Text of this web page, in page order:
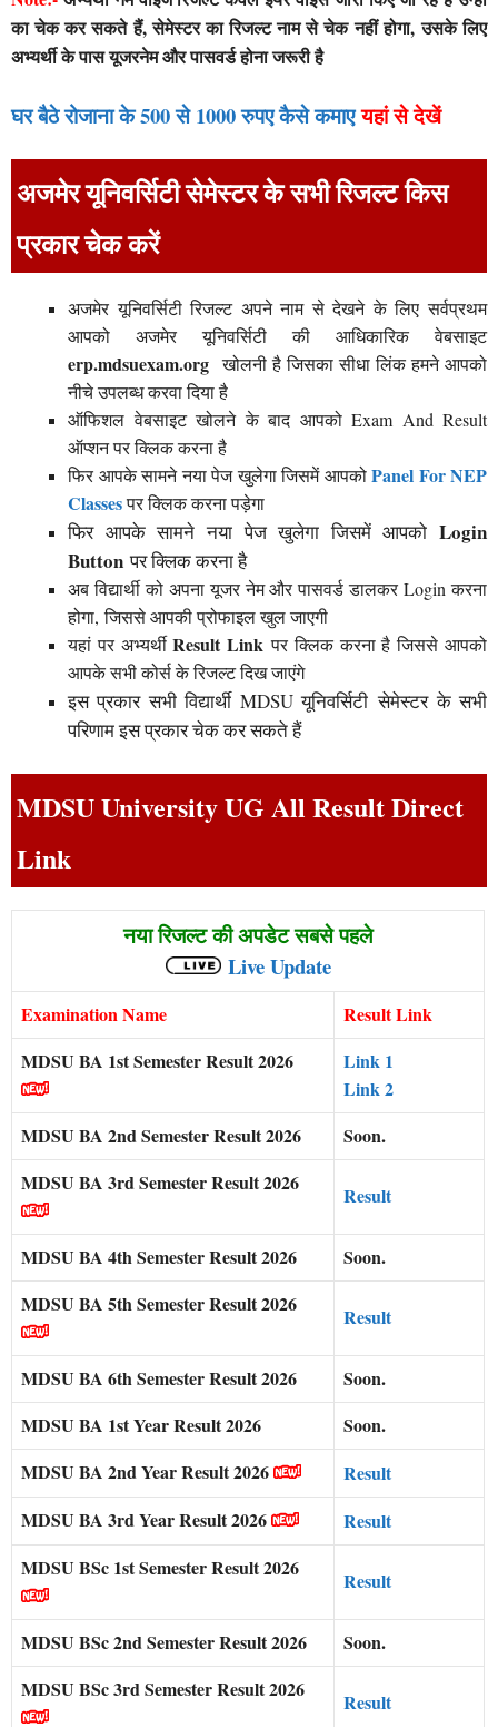
का चेक कर सकते हैं, सेमेस्टर का रिजल्ट नाम से चेक नहीं होगा, उसके लिए
अभ्यर्थी के पास यूजरनेम और पासवर्ड होना जरूरी है
घर बैठे रोजाना के 500 से 1000 रुपए कैसे कमाएयहां से देखें
अजमेर यूनिवर्सिटी सेमेस्टर के सभी रिजल्ट किस
प्रकार चेक करें
अजमेर यूनिवर्सिटी रिजल्ट अपने नाम से देखने के लिए सर्वप्रथम
आपको अजमेर यूनिवर्सिटी की आधिकारिक वेबसाइट
erp.mdsuexam.org खोलनी है जिसका सीधा लिंक हमने आपको
नीचे उपलब्ध करवा दिया है
ऑफिशल वेबसाइट खोलने के बाद आपको Exam And Result
ऑप्शन पर क्लिक करना है
फिर आपके सामने नया पेज खुलेगा जिसमें आपकोPanel For NEP
Classesपर क्लिक करना पड़ेगा
फिर आपके सामने नया पेज खुलेगा जिसमें आपको Login
Button पर क्लिक करना है
अब विद्यार्थी को अपना यूजर नेम और पासवर्ड डालकर Login करना
होगा, जिससे आपकी प्रोफाइल खुल जाएगी
यहां पर अभ्यर्थीResult Linkपर क्लिक करना है जिससे आपको
आपके सभी कोर्स के रिजल्ट दिख जाएंगे
इस प्रकार सभी विद्यार्थी MDSU यूनिवर्सिटी सेमेस्टर के सभी
परिणाम इस प्रकार चेक कर सकते हैं
MDSU University UG All Result Direct
Link
नया रिजल्ट की अपडेट सबसे पहले
Live Update
Examination Name
Result Link
MDSU BA 1st Semester Result 2026
Link 1
Link 2
MDSU BA 2nd Semester Result 2026
Soon.
MDSU BA 3rd Semester Result 2026
Result
MDSU BA 4th Semester Result 2026
Soon.
MDSU BA 5th Semester Result 2026
Result
MDSU BA 6th Semester Result 2026
Soon.
MDSU BA 1st Year Result 2026
Soon.
MDSU BA 2nd Year Result 2026
Result
MDSU BA 3rd Year Result 2026
Result
MDSU BSc 1st Semester Result 2026
Result
MDSU BSc 2nd Semester Result 2026
Soon.
MDSU BSc 3rd Semester Result 2026
Result